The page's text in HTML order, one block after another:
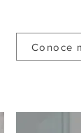
Conoce